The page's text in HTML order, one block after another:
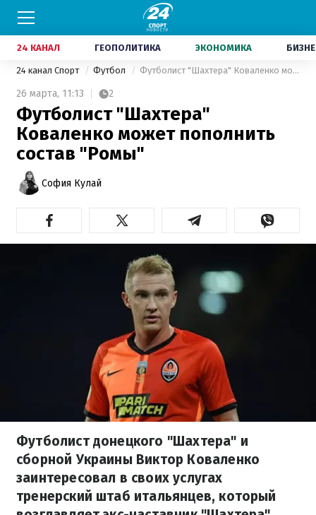
24 КАНАЛ ГЕОПОЛИТИКА ЭКОНОМИКА
24 канал Спорт Футбол Футболист "Шахтера" Коваленко может пополнить состав "Ромы"
26 марта, 11:13 2
Футболист "Шахтера"
Коваленко может пополнить
состав "Ромы"
София Кулай
Футболист донецкого "Шахтера" и
сборной Украины Виктор Коваленко
заинтересовал в своих услугах
тренерский штаб итальянцев, который